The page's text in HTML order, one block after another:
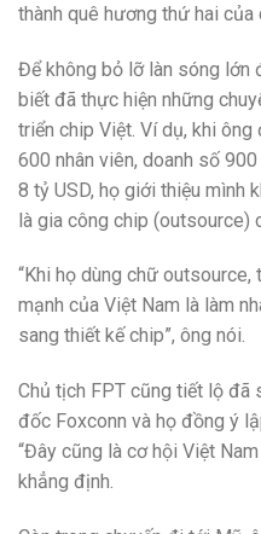
thành quê hương thứ hai của
Để không bỏ lỡ làn sóng lớn
biết đã thực hiện những
triển chip Việt. Ví dụ, khi
600 nhân viên, doanh số
8 tỷ USD, họ giới thiệu mình
là gia công chip (outsource)
“Khi họ dùng chữ
mạnh của Việt Nam là làm
sang thiết kế chip”, ông nói.
Chủ tịch FPT cũng tiết lộ đã
đốc Foxconn và họ đồng ý
“Đây cũng là cơ hội Việt
khẳng định.